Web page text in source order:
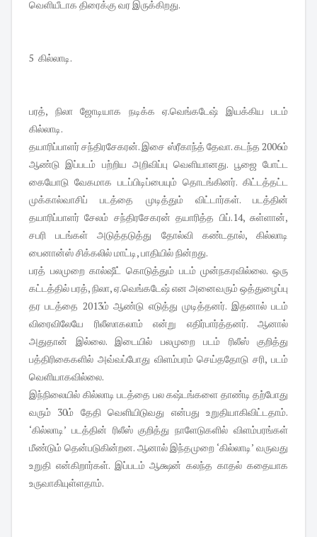
வெளியீடாக திரைக்கு வர இருக்கிறது.
5 கில்லாடி.
பரத், நிலா ஜோடியாக நடிக்க ஏ.வெங்கடேஷ் இயக்கிய படம்
கில்லாடி.
தயாரிப்பாளர் சந்திரசேகரன். இசை ஸ்ரீகாந்த் தேவா. கடந்த 2006ம்
ஆண்டு இப்படம் பற்றிய அறிவிப்பு வெளியானது. பூஜை போட்ட
கையோடு வேகமாக படப்பிடிப்பையும் தொடங்கினர். கிட்டத்தட்ட
முக்கால்வாசிப் படத்தை முடித்தும் விட்டார்கள். படத்தின்
தயாரிப்பாளர் சேலம் சந்திரசேகரன் தயாரித்த பிப்.14, சுள்ளான்,
சபரி படங்கள் அடுத்தடுத்து தோல்வி கண்டதால், கில்லாடி
பைனான்ஸ் சிக்கலில் மாட்டி, பாதியில் நின்றது.
பரத் பலமுறை கால்ஷீட் கொடுத்தும் படம் முன்நகரவில்லை. ஒரு
கட்டத்தில் பரத், நிலா, ஏ.வெங்கடேஷ் என அனைவரும் ஒத்துழைப்பு
தர படத்தை 2013ம் ஆண்டு எடுத்து முடித்தனர். இதனால் படம்
விரைவிலேயே ரிலீஸாகலாம் என்று எதிர்பார்த்தனர். ஆனால்
அதுதான் இல்லை. இடையில் பலமுறை படம் ரிலீஸ் குறித்து
பத்திரிகைகளில் அவ்வப்போது விளம்பரம் செய்ததோடு சரி, படம்
வெளியாகவில்லை.
இந்நிலையில் கில்லாடி படத்தை பல கஷ்டங்களை தாண்டி தற்போது
வரும் 30ம் தேதி வெளியிடுவது என்பது உறுதியாகிவிட்டதாம்.
‘கில்லாடி’ படத்தின் ரிலீஸ் குறித்து நாளேடுகளில் விளம்பரங்கள்
மீண்டும் தென்படுகின்றன. ஆனால் இந்தமுறை ‘கில்லாடி’ வருவது
உறுதி என்கிறார்கள். இப்படம் ஆக்ஷன் கலந்த காதல் கதையாக
உருவாகியுள்ளதாம்.